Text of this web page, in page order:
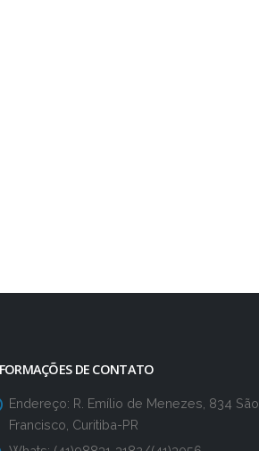
DE CONTATO
Endereço: R. Emílio de Menezes, 834 São
Francisco, Curitiba-PR